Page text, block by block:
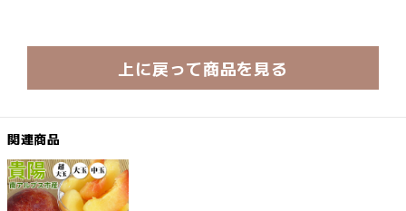
上に戻って商品を見る
関連商品